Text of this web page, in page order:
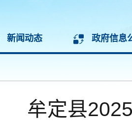
新闻动态 政府信息
牟定县